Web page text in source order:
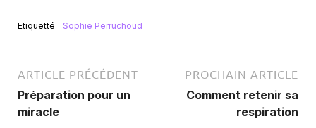
Etiquetté Sophie Perruchoud
ARTICLE PRÉCÉDENT
Préparation pour un
miracle
PROCHAIN ARTICLE
Comment retenir sa
respiration